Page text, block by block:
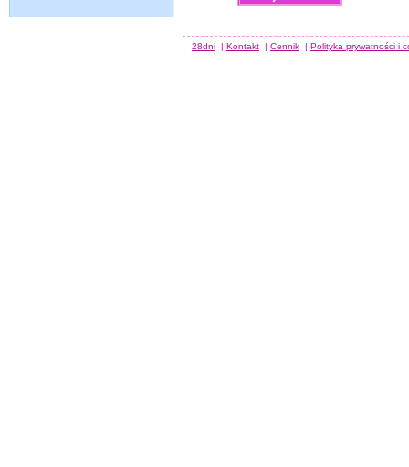
28dni | Kontakt | Cennik | Polityka prywatności i